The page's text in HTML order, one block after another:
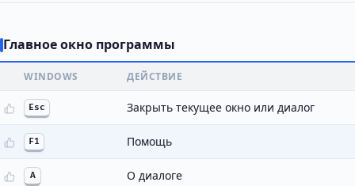
Главное окно программы
WINDOWS ДЕЙСТВИЕ
Esc Закрыть текущее окно или диалог
F1 Помощь
A О диалоге